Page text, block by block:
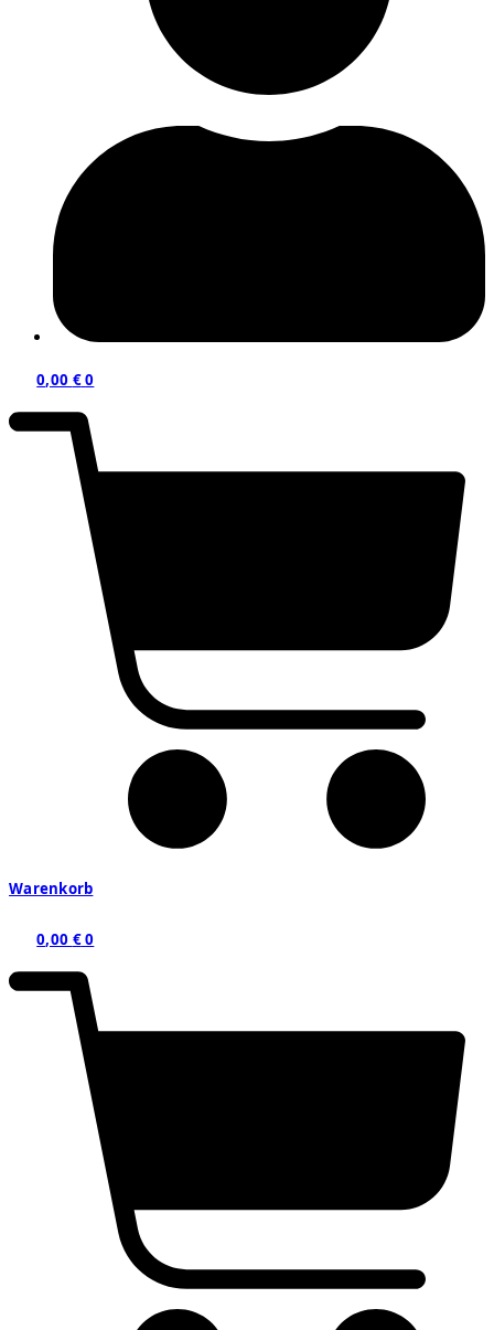
0,00 €0
Warenkorb
0,00 €0